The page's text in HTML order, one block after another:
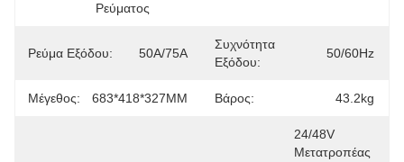
Ρεύματος
Ρεύμα Εξόδου: 50Α/75Α
Συχνότητα
Εξόδου:
50/60Hz
Μέγεθος: 683*418*327MM Βάρος: 43.2kg
24/48V
Μετατροπέας